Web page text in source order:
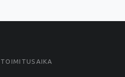
TOIMITUSAIKA